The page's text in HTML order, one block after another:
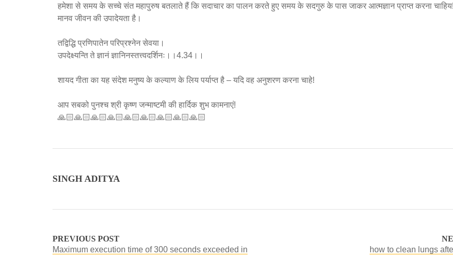
हमेशा से समय के सच्चे संत महापुरुष बतलाते हैं कि सदाचार का पालन करते हुए समय के सदगुरु के पास जाकर आत्मज्ञान प्राप्त करना
मानव जीवन की उपादेयता है।
तद्विद्धि प्रणिपातेन परिप्रश्नेन सेवया।
उपदेक्ष्यन्ति ते ज्ञानं ज्ञानिनस्तत्त्वदर्शिनः।।4.34।।
शायद गीता का यह संदेश मनुष्य के कल्याण के लिय पर्याप्त है – यदि वह अनुशरण करना चाहे!
आप सबको पुनश्च श्री कृष्ण जन्माष्टमी की हार्दिक शुभ कामनाएं!
🙏🏻🙏🏻🙏🏻🙏🏻🙏🏻🙏🏻🙏🏻🙏🏻🙏🏻
SINGH ADITYA
PREVIOUS POST
Maximum execution time of 300 seconds exceeded in
how to clean lungs